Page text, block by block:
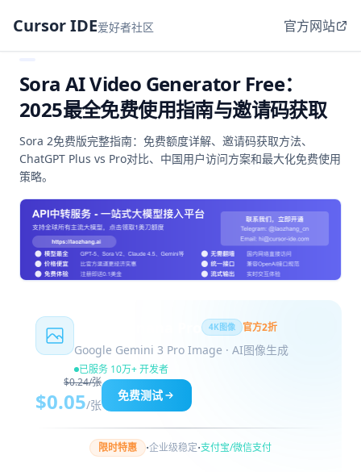
Cursor IDE爱好者社区 官方网站
Sora AI Video Generator Free：
2025最全免费使用指南与邀请码获取
Sora 2免费版完整指南：免费额度详解、邀请码获取方法、
ChatGPT Plus vs Pro对比、中国用户访问方案和最大化免费使用
策略。
4K图像 官方2折
Google Gemini 3 Pro Image · AI图像生成
已服务 10万+ 开发者
$0.24/张
$0.05/张
免费测试
限时特惠 ·企业级稳定·支付宝/微信支付